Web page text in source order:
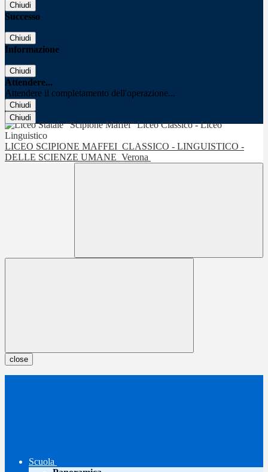
Chiudi
Successo
Chiudi
Informazione
Chiudi
Attendere...
Attendere il completamento dell'operazione...
Chiudi
Chiudi
LICEO SCIPIONE MAFFEI CLASSICO - LINGUISTICO -
DELLE SCIENZE UMANE Verona
close
Scuola